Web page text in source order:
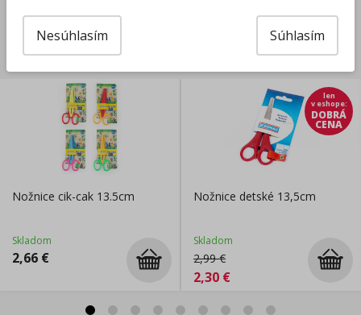
Súvisiace produkty
Nožnice cik-cak 13.5cm
Skladom
2,66 €
len
v eshope:
DOBRÁ
CENA
Nožnice detské 13,5cm
Skladom
2,99€
2,30 €
Súhlasím
Nesúhlasím